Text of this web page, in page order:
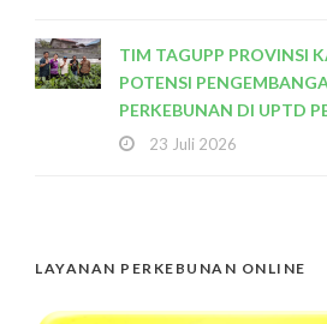
TIM TAGUPP PROVINSI
POTENSI
PERKEBUNAN DI UPTD
23 Juli 2026
LAYANAN PERKEBUNAN ONLINE